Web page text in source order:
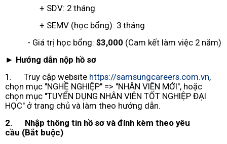
+ SDV: 2 tháng
+ SEMV (học bổng): 3 tháng
- Giá trị học bổng: $3,000 (Cam kết làm việc 2 năm)
► Hướng dẫn nộp hồ sơ
1. Truy cập website https://samsungcareers.com.vn,
chọn mục "NGHỀ NGHIỆP" => "NHÂN VIÊN MỚI", hoặc
chọn mục "TUYỂN DỤNG NHÂN VIÊN TỐT NGHIỆP ĐẠI
HỌC" ở trang chủ và làm theo hướng dẫn.
2. Nhập thông tin hồ sơ và đính kèm theo yêu
cầu (Bắt buộc)